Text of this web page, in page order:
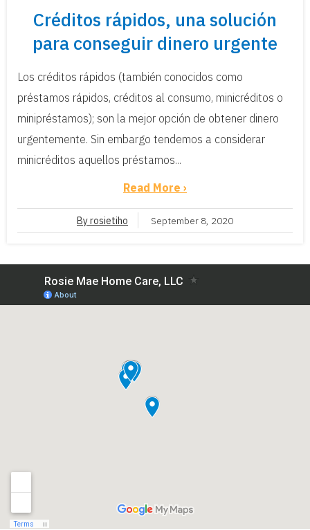
Créditos rápidos, una solución
para conseguir dinero urgente
Los créditos rápidos (también conocidos como
préstamos rápidos, créditos al consumo, minicréditos o
minipréstamos); son la mejor opción de obtener dinero
urgentemente. Sin embargo tendemos a considerar
minicréditos aquellos préstamos...
Read More ›
By rosietiho September 8, 2020